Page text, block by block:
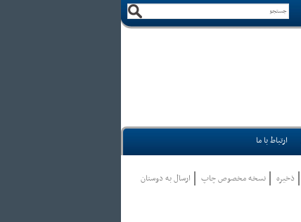
ارتباط با ما
ذخيره نسخه مخصوص چاپ ارسال به دوستان